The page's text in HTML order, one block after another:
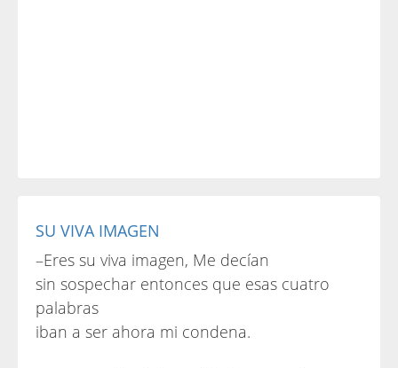
SU VIVA IMAGEN
–Eres su viva imagen, Me decían
sin sospechar entonces que esas cuatro
palabras
iban a ser ahora mi condena.